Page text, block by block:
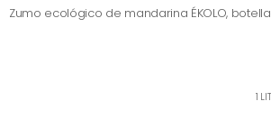
Zumo ecológico de mandarina ÉKOLO,
1